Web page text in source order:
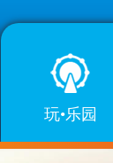
玩•乐园